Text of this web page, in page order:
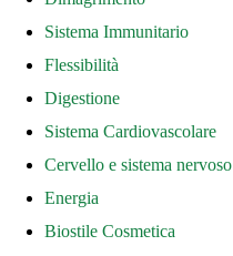
Sistema Immunitario
Flessibilità
Digestione
Sistema Cardiovascolare
Cervello e sistema nervoso
Energia
Biostile Cosmetica